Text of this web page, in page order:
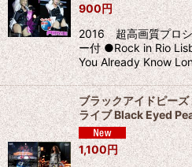
900円
2016 超高画質プロ
ー付 ●Rock in Rio
You Already Know
ブラックアイドピー
ライブ Black Eyed
1,100円